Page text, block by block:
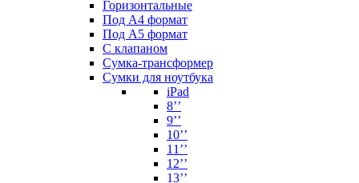
Горизонтальные
Под А4 формат
Под А5 формат
С клапаном
Сумка-трансформер
Сумки для ноутбука
iPad
8’’
9’’
10’’
11’’
12’’
13’’